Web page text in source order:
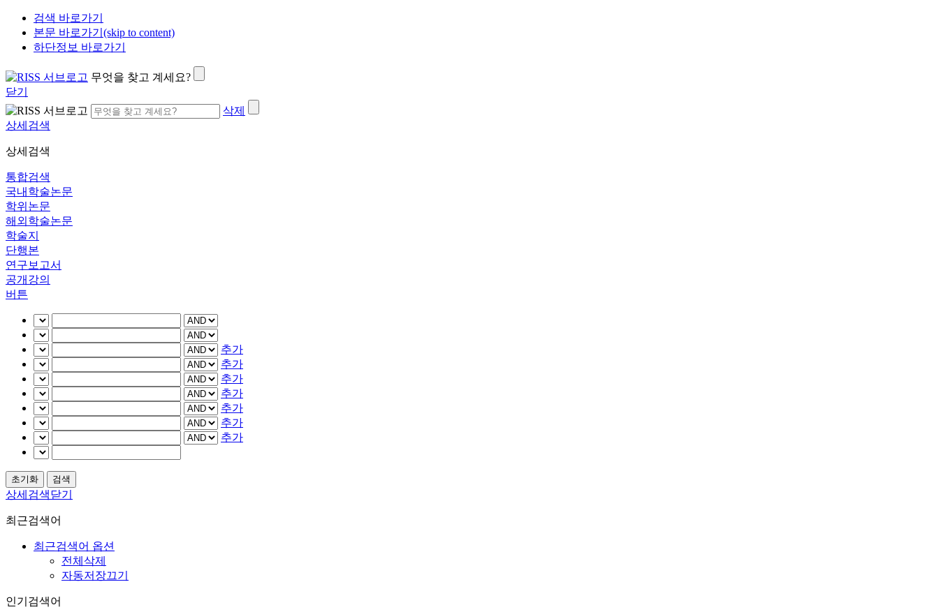
검색 바로가기
본문 바로가기(skip to content)
하단정보 바로가기
무엇을 찾고 계세요?
닫기
삭제
상세검색
상세검색
통합검색
국내학술논문
학위논문
해외학술논문
학술지
단행본
연구보고서
공개강의
버튼
추가
추가
추가
추가
추가
추가
추가
상세검색닫기
최근검색어
최근검색어 옵션
전체삭제
자동저장끄기
인기검색어